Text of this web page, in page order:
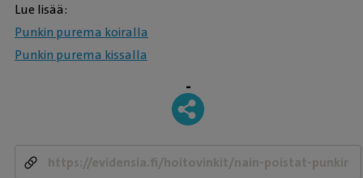
Lue lisää:
Punkin purema koiralla
Punkin purema kissalla
-